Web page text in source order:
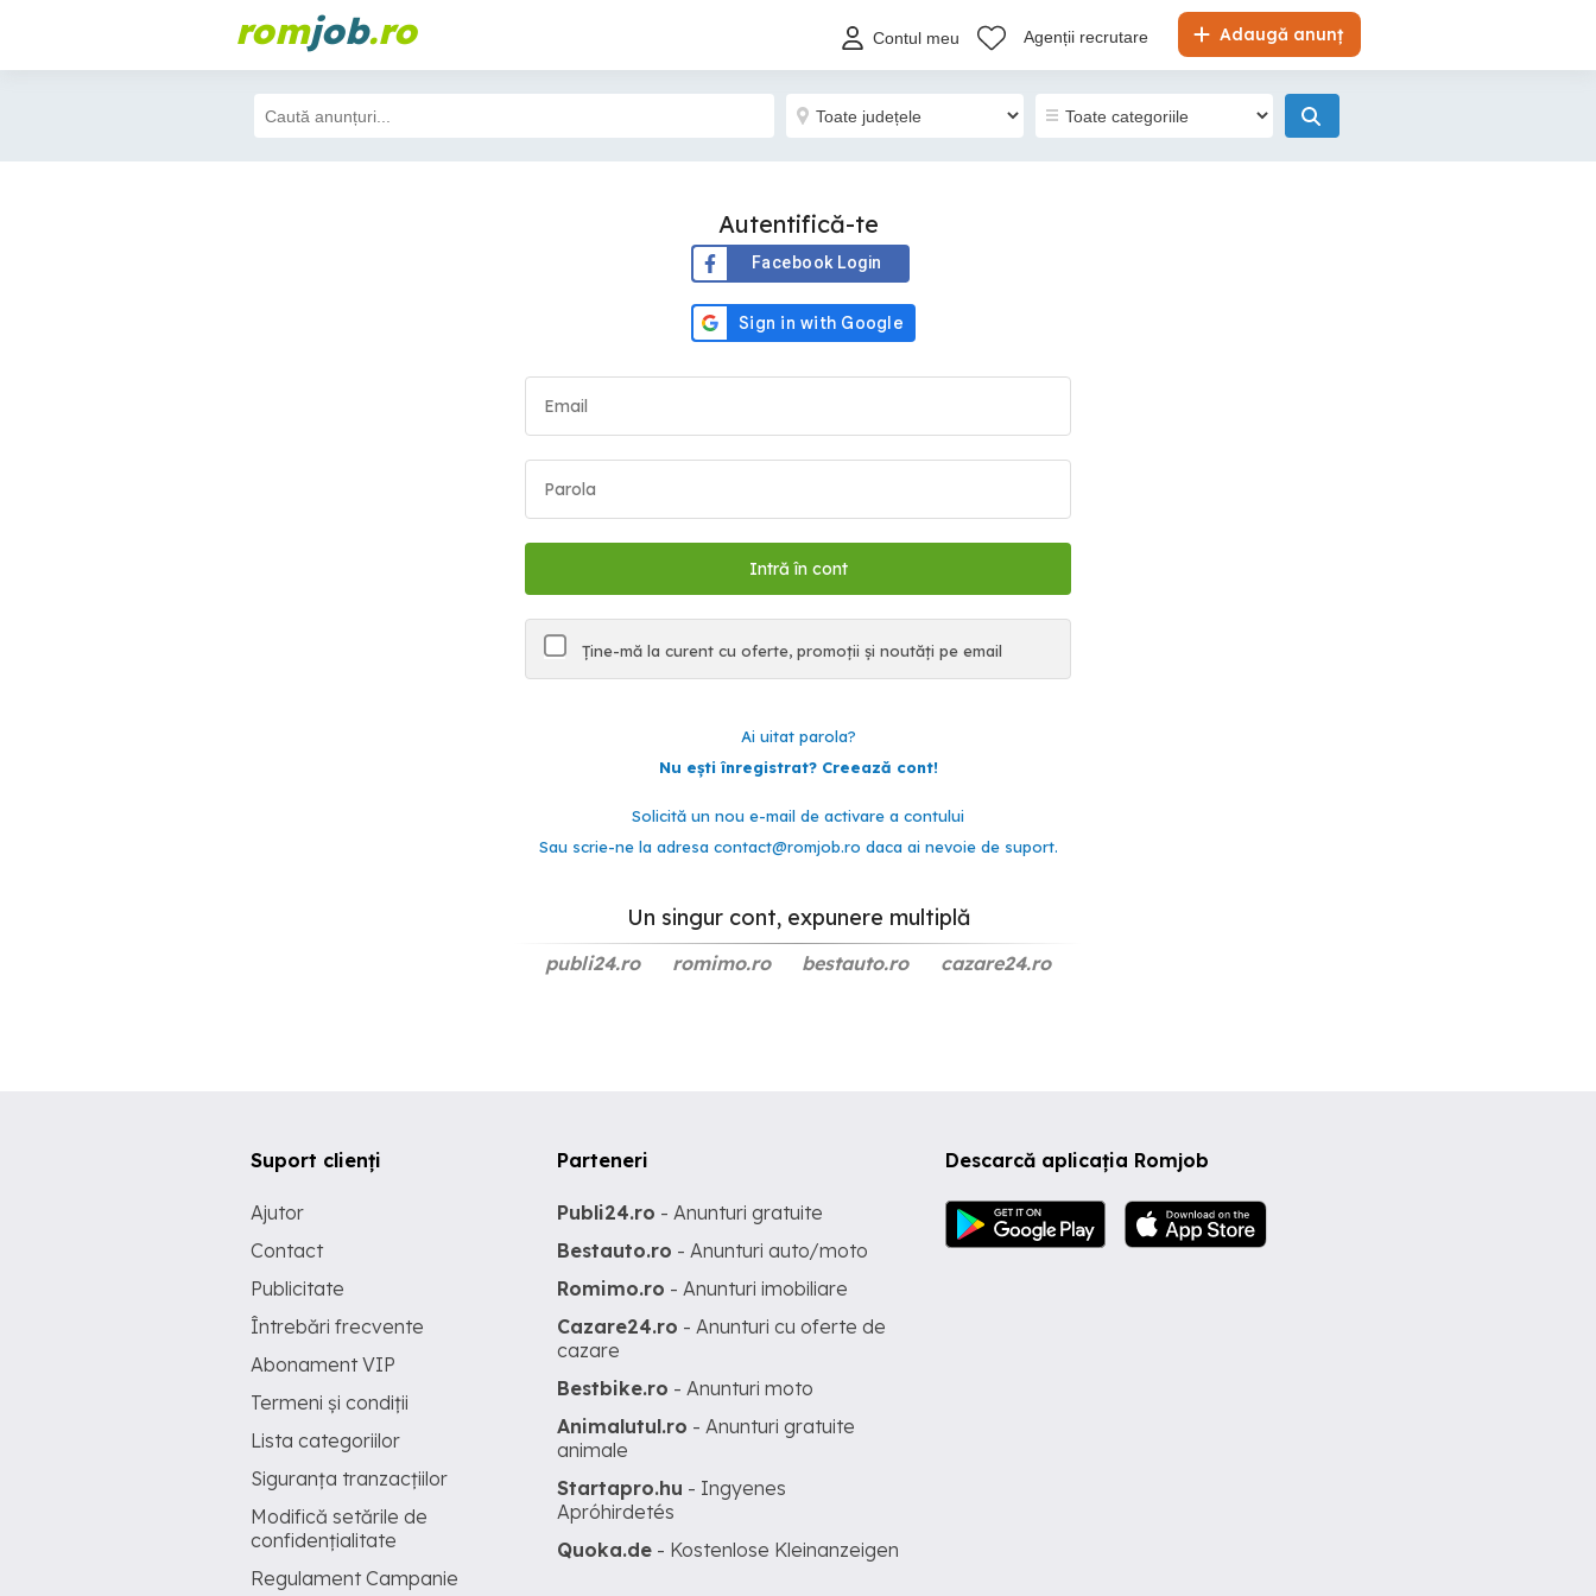
romjob.ro Adaugă anunț
Contul meu Agenții recrutare
Autentifică-te
Facebook Login
Ține-mă la curent cu oferte, promoții și noutăți pe email
Ai uitat parola?
Nu ești înregistrat? Creează cont!
Solicită un nou e-mail de activare a contului
Sau scrie-ne la adresa contact@romjob.ro daca ai nevoie de suport.
Un singur cont, expunere multiplă
publi24.ro romimo.ro bestauto.ro cazare24.ro
Descarcă aplicația Romjob
Suport clienți
Ajutor
Contact
Publicitate
Întrebări frecvente
Abonament VIP
Termeni și condiții
Lista categoriilor
Siguranța tranzacțiilor
Modifică setările de
confidențialitate
Regulament Campanie
Parteneri
Publi24.ro - Anunturi gratuite
Bestauto.ro - Anunturi auto/moto
Romimo.ro - Anunturi imobiliare
Cazare24.ro - Anunturi cu oferte de
cazare
Bestbike.ro - Anunturi moto
Animalutul.ro - Anunturi gratuite
animale
Startapro.hu - Ingyenes
Apróhirdetés
Quoka.de - Kostenlose Kleinanzeigen